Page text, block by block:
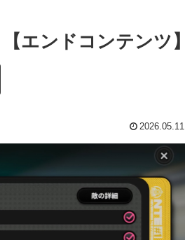
エンドコンテンツ】
2026.05.11